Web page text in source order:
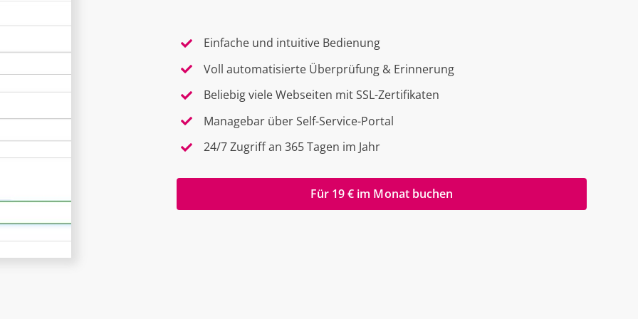
Einfache und intuitive Bedienung
Voll automatisierte Überprüfung & Erinnerung
Beliebig viele Webseiten mit SSL-Zertifikaten
Managebar über Self-Service-Portal
24/7 Zugriff an 365 Tagen im Jahr
Für 19 € im Monat buchen